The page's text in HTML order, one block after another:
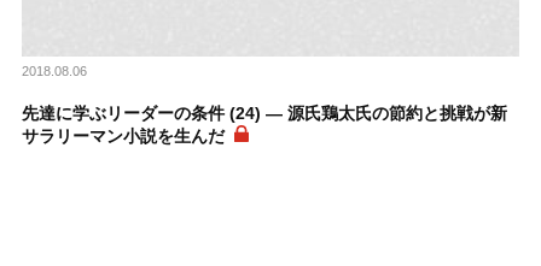
2018.08.06
先達に学ぶリーダーの条件 (24) ― 源氏鶏太氏の節約と挑戦が新
サラリーマン小説を生んだ